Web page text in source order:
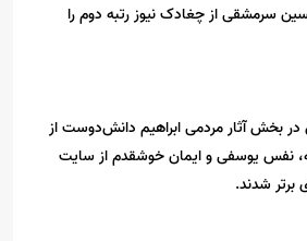
سرمشقی از چغادک نیوز رتبه دوم را
بخش آثار مردمی ابراهیم دانش‌دوست از
نفس یوسفی و ایمان خوشقدم از سایت
برتر شدند.